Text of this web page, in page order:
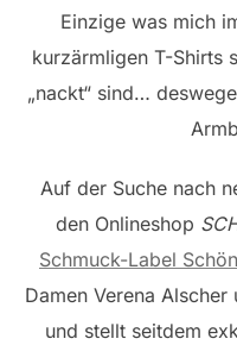
Einzige was mich
kurzärmligen T-Shirts
„nackt“ sind…
Auf der Suche nach
den Onlineshop
Schmuck-Label
Damen Verena
und stellt seitdem